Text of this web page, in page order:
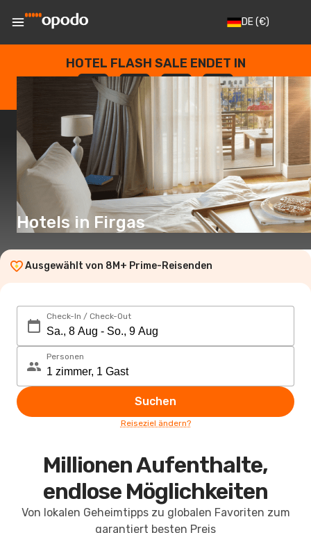
DE(€)
HOTEL FLASH SALE ENDET IN
--
TAGE
: --
STUNDEN
: --
SEKUNDEN
Hotels in Firgas
Ausgewählt von 8M+ Prime-Reisenden
Check-In / Check-Out
Personen
Suchen
Reiseziel ändern?
Millionen Aufenthalte,
endlose Möglichkeiten
Von lokalen Geheimtipps zu globalen Favoriten zum
garantiert besten Preis